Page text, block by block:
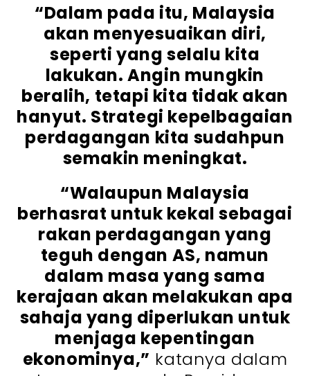
“Dalam pada itu, Malaysia
akan menyesuaikan diri,
seperti yang selalu kita
lakukan. Angin mungkin
beralih, tetapi kita tidak akan
hanyut. Strategi kepelbagaian
perdagangan kita sudahpun
semakin meningkat.
“Walaupun Malaysia
berhasrat untuk kekal sebagai
rakan perdagangan yang
teguh dengan AS, namun
dalam masa yang sama
kerajaan akan melakukan apa
sahaja yang diperlukan untuk
menjaga kepentingan
ekonominya,” katanya dalam